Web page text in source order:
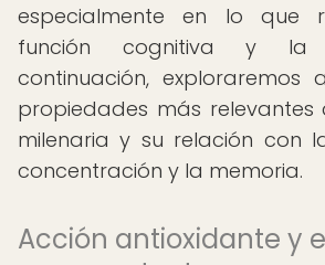
especialmente en lo que
función cognitiva y la
continuación, exploraremos
propiedades más
milenaria y su relación con
concentración y la memoria.
Acción antioxidante y